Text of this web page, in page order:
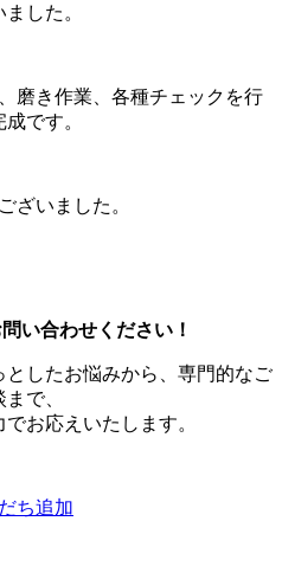
ました。
磨き作業、各種チェックを行
です。
ざいました。
い合わせください！
したお悩みから、専門的なご
で、
お応えいたします。